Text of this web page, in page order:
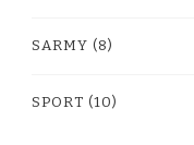
SARMY (8)
SPORT (10)